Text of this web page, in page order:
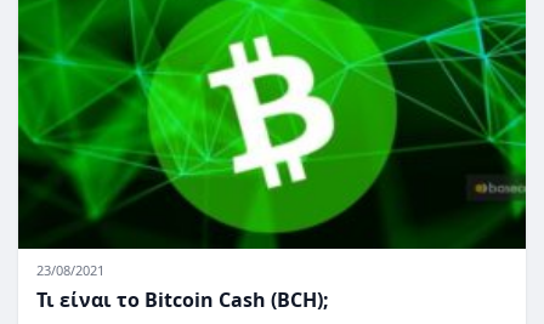
23/08/2021
Τι είναι το Bitcoin Cash (BCH);